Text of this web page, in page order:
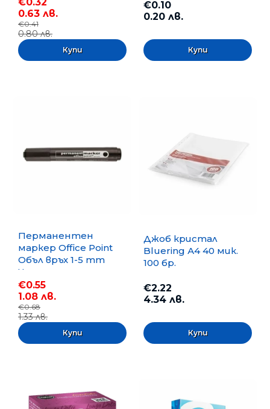
0.63 лв.
€0.41
0.80 лв.
€0.10
0.20 лв.
Перманентен
маркер Office Point
Объл връх 1-5 mm
Черен
€0.55
1.08 лв.
€0.68
1.33 лв.
Джоб кристал
Bluering А4 40 мик.
100 бр.
€2.22
4.34 лв.